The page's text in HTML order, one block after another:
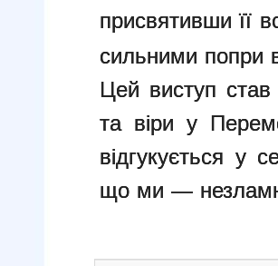
присвятивши її
сильними попри
Цей виступ
та віри у
відгукується у
що ми —